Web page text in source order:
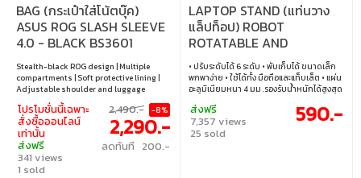
BAG (กระเป๋าใส่โน้ตบุ๊ค)
ASUS ROG SLASH SLEEVE
4.0 - BLACK BS3601
Stealth-black ROG design | Multiple
compartments | Soft protective lining |
Adjustable shoulder and luggage
straps | Tear-resistant Ripstop PU and
TPU-coated polyester | Water-resistant
โปรโมชั่นนี้เฉพาะ
สั่งซื้อออนไลน์
เท่านั้น
ส่งฟรี
341 views
1 sold
2,490.- -8%
2,290.-
ลดทันที 200.-
LAPTOP STAND (แท่นวาง
แล็ปท็อป) ROBOT
ROTATABLE AND
FOLDABLE LAPTOP (RT-
LS05)
• ปรับระดับได้ 6 ระดับ • พับเก็บได้ ขนาดเล็ก
พกพาง่าย • ใช้ได้ทั้ง มือถือและแท็บเล็ต • แผ่น
อะลูมิเนียมหนา 4 มม .รองรับน้ำหนักได้สูงสุด
ขนาดภายใน 10-15.6 นิ้ว • ใช้สำหรับ ใช้ใน
บ้าน สตรีมมิ่ง หรือ เรียนออนไลน์ เป็นต้น •
ปรับมุมได้ตามต้องการ ความสูง ความกว้าง
ส่งฟรี
7,357 views
25 sold
590.-